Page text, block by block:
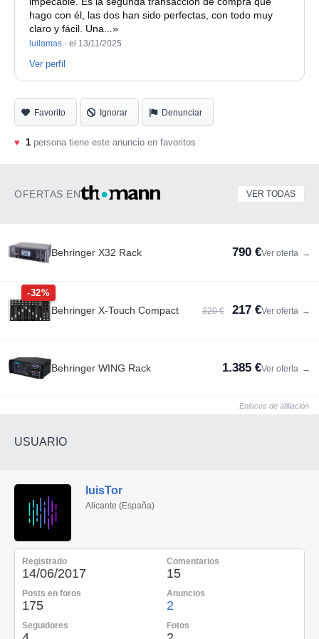
Lo que sea por privado.
Envio a península incluido.
Más artículos en venta en mi perfil!
hago con él, las dos han sido perfectas, con todo muy
claro y fácil. Una...»
luilamas · el 13/11/2025
Ver perfil
Favorito Ignorar Denunciar
♥ 1 persona tiene este anuncio en favoritos
OFERTAS EN VER TODAS
Behringer X32 Rack 790 €Ver oferta →
-32%
Behringer X-Touch Compact 320 € 217 €Ver oferta →
Behringer WING Rack 1.385 €Ver oferta →
Enlaces de afiliación
USUARIO
luisTor
Alicante (España)
Registrado
14/06/2017
Comentarios
15
Posts en foros
175
Anuncios
2
Seguidores Fotos